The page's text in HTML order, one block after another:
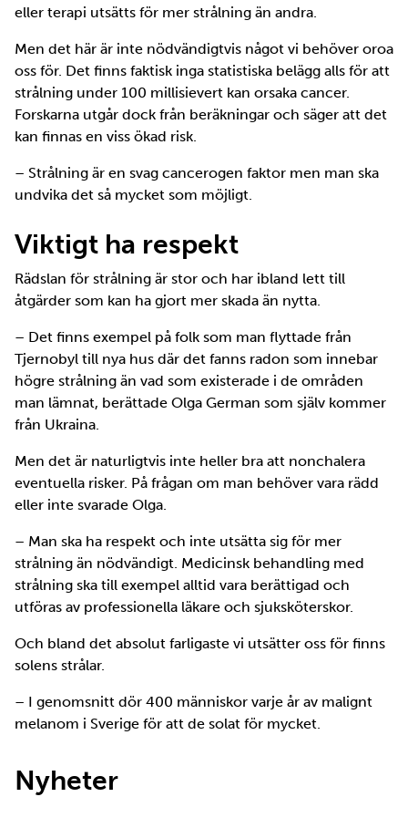
eller terapi utsätts för mer strålning än andra.
Men det här är inte nödvändigtvis något vi behöver oroa
oss för. Det finns faktisk inga statistiska belägg alls för att
strålning under 100 millisievert kan orsaka cancer.
Forskarna utgår dock från beräkningar och säger att det
kan finnas en viss ökad risk.
– Strålning är en svag cancerogen faktor men man ska
undvika det så mycket som möjligt.
Viktigt ha respekt
Rädslan för strålning är stor och har ibland lett till
åtgärder som kan ha gjort mer skada än nytta.
– Det finns exempel på folk som man flyttade från
Tjernobyl till nya hus där det fanns radon som innebar
högre strålning än vad som existerade i de områden
man lämnat, berättade Olga German som själv kommer
från Ukraina.
Men det är naturligtvis inte heller bra att nonchalera
eventuella risker. På frågan om man behöver vara rädd
eller inte svarade Olga.
– Man ska ha respekt och inte utsätta sig för mer
strålning än nödvändigt. Medicinsk behandling med
strålning ska till exempel alltid vara berättigad och
utföras av professionella läkare och sjuksköterskor.
Och bland det absolut farligaste vi utsätter oss för finns
solens strålar.
– I genomsnitt dör 400 människor varje år av malignt
melanom i Sverige för att de solat för mycket.
Nyheter